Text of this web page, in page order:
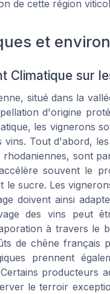
de cette région
et
Climatique sur
situé dans la
d'origine
les vignerons
Tout d'abord,
sont
souvent le
le sucre. Les
doivent ainsi
des vins peut
à travers le
de chêne français
prennent
producteurs
le terroir